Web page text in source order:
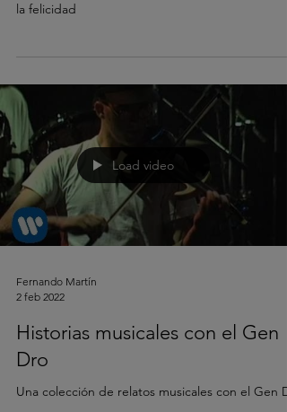
la felicidad
Load video
Fernando Martín
2 feb 2022
Historias musicales con el Gen
Dro
Una colección de relatos musicales con el Gen